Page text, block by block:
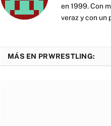
en 1999. Con
veraz y con un
MÁS EN PRWRESTLING: